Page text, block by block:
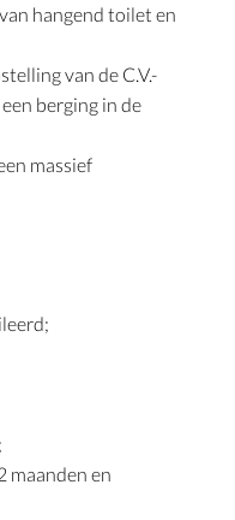
hangend toilet en
van de C.V.-
berging in de
massief
maanden en